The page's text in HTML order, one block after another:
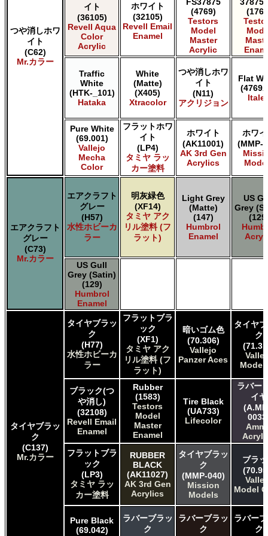
つや消しホワ
イト
(C62)
Mr.カラー
イト
(36105)
Revell Aqua
Color
Acrylic
ホワイト
(32105)
Revell Email
Enamel
FS37875
(4769)
Testors
Model
Master
Acrylic
37875
Traffic
White
(HTK-_101)
Hataka
White
(Matte)
(X405)
Xtracolor
つや消しホワ
イト
(N11)
アクリジョン
Flat
Pure White
(69.001)
Vallejo
Mecha
Color
フラットホワ
イト
(LP4)
タミヤ ラッ
カー塗料
ホワイト
(AK11001)
AK 3rd Gen
Acrylics
ホワ
(MMP-
エアクラフト
グレー
(C73)
Mr.カラー
エアクラフト
グレー
(H57)
水性ホビーカ
ラー
明灰緑色
(XF14)
タミヤ アク
リル塗料 (フ
ラット)
Light Grey
(Matte)
(147)
Humbrol
Enamel
US
Grey
US Gull
Grey (Satin)
(129)
Humbrol
Enamel
タイヤブラッ
ク
(C137)
Mr.カラー
タイヤブラッ
ク
(H77)
水性ホビーカ
ラー
フラットブラ
ック
(XF1)
タミヤ アク
リル塗料 (フ
ラット)
暗いゴム色
(70.306)
Vallejo
Panzer Aces
タイヤ
ク
Model
ブラック(つ
や消し)
(32108)
Revell Email
Enamel
Rubber
(1583)
Testors
Model
Master
Enamel
Tire Black
(UA733)
Lifecolor
ラバー
イヤ
フラットブラ
ック
(LP3)
タミヤ ラッ
カー塗料
RUBBER
BLACK
(AK11027)
AK 3rd Gen
Acrylics
タイヤブラッ
ク
(MMP-040)
Mission
Models
ブラ
Model
Pure Black
(69.042)
ラバーブラッ
ク
ラバーブラッ
ク
ラバー
ク